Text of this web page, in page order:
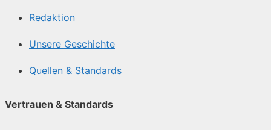
Redaktion
Unsere Geschichte
Quellen & Standards
Vertrauen & Standards